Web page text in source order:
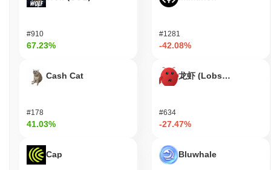
Ökosystems betreffen. Darüber hinaus haben Benutzer die
Netzwerks beiträgt. Für Entwickler bietet das RSK Infrastructure
Framework Werkzeuge und Ressourcen, um dApps zu erstellen
Bitcoin-Blockchain über die Smart-Contract-Plattform von RSK
genutzt werden. Das Ökosystem unterstützt verschiedene
Funktionen erleichtern und die allgemeine Nützlichkeit und
Akzeptanz der Plattform erhöhen.
Ist das RSK Infrastructure Framework noch aktiv
oder relevant?
#910
67.23%
Cash Cat
#178
41.03%
Cap
#1281
-42.08%
龙虾 (Lobster)
#634
-27.47%
Bluwhale